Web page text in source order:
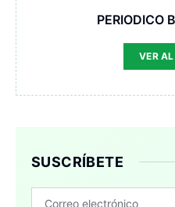
PERIODICO
VER
SUSCRÍBETE